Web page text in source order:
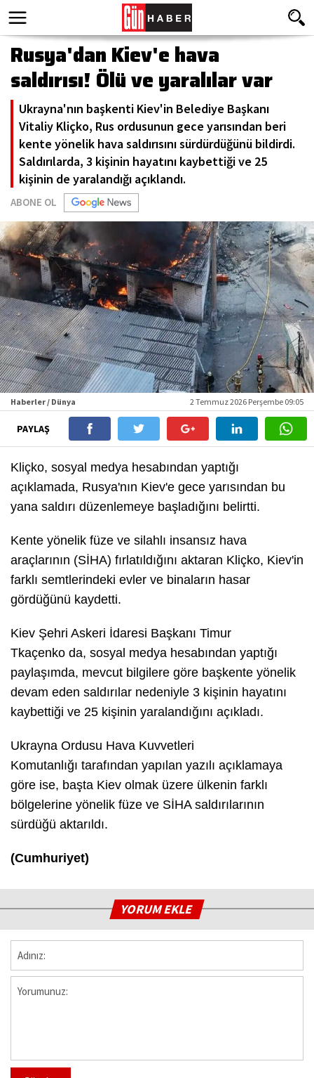
Rusya'dan Kiev'e hava
saldırısı! Ölü ve yaralılar var
Ukrayna'nın başkenti Kiev'in Belediye Başkanı
Vitaliy Kliçko, Rus ordusunun gece yarısından beri
kente yönelik hava saldırısını sürdürdüğünü bildirdi.
Saldırılarda, 3 kişinin hayatını kaybettiği ve 25
kişinin de yaralandığı açıklandı.
ABONE OL
Haberler / Dünya 2 Temmuz 2026 Perşembe 09:05
PAYLAŞ
Kliçko, sosyal medya hesabından yaptığı
açıklamada, Rusya'nın Kiev'e gece yarısından bu
yana saldırı düzenlemeye başladığını belirtti.
Kente yönelik füze ve silahlı insansız hava
araçlarının (SİHA) fırlatıldığını aktaran Kliçko, Kiev'in
farklı semtlerindeki evler ve binaların hasar
gördüğünü kaydetti.
Kiev Şehri Askeri İdaresi Başkanı Timur
Tkaçenko da, sosyal medya hesabından yaptığı
paylaşımda, mevcut bilgilere göre başkente yönelik
devam eden saldırılar nedeniyle 3 kişinin hayatını
kaybettiği ve 25 kişinin yaralandığını açıkladı.
Ukrayna Ordusu Hava Kuvvetleri
Komutanlığı tarafından yapılan yazılı açıklamaya
göre ise, başta Kiev olmak üzere ülkenin farklı
bölgelerine yönelik füze ve SİHA saldırılarının
sürdüğü aktarıldı.
(Cumhuriyet)
YORUM EKLE